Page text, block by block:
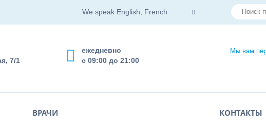
We speak English, French
Мы вам
ежедневно
с 09:00 до 21:00
7/1
ВРАЧИ КОНТАКТЫ